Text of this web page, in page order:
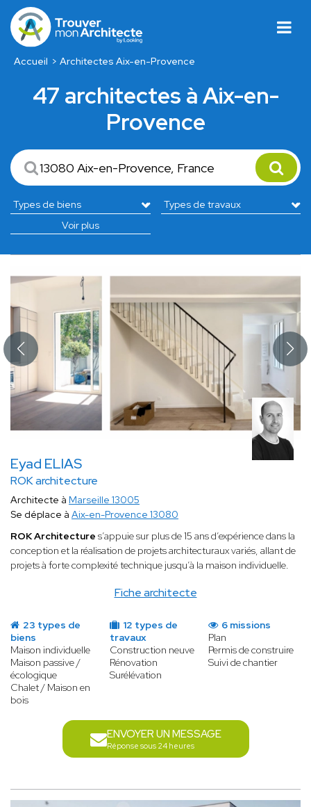
Accueil Architectes Aix-en-Provence
47 architectes à Aix-en-
Provence
Voir plus
Eyad ELIAS
ROK architecture
Fiche architecte
Architecte à Marseille 13005
Se déplace à Aix-en-Provence 13080
ROK Architecture s’appuie sur plus de 15 ans d’expérience dans la
conception et la réalisation de projets architecturaux variés, allant de
projets à forte complexité technique jusqu’à la maison individuelle.
23 types de
biens
Maison individuelle
Maison passive /
écologique
Chalet / Maison en
bois
12 types de
travaux
Construction neuve
Rénovation
Surélévation
6 missions
Plan
Permis de construire
Suivi de chantier
ENVOYER UN MESSAGE
Réponse sous 24 heures